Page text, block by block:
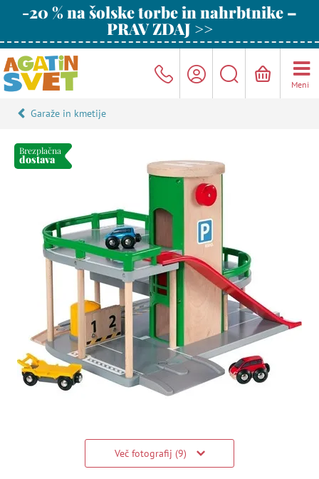
-20 % na šolske torbe in nahrbtnike –
PRAV ZDAJ >>
Meni
Garaže in kmetije
Brezplačna
dostava
Več fotografij (9)